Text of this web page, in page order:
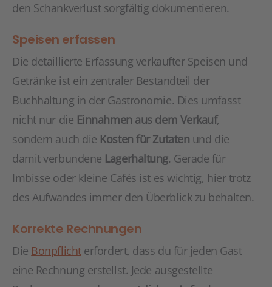
den Schankverlust sorgfältig dokumentieren.
Speisen erfassen
Die detaillierte Erfassung verkaufter Speisen und
Getränke ist ein zentraler Bestandteil der
Buchhaltung in der Gastronomie. Dies umfasst
nicht nur die Einnahmen aus dem Verkauf,
sondern auch die Kosten für Zutaten und die
damit verbundene Lagerhaltung. Gerade für
Imbisse oder kleine Cafés ist es wichtig, hier trotz
des Aufwandes immer den Überblick zu behalten.
Korrekte Rechnungen
Die Bonpflichterfordert, dass du für jeden Gast
eine Rechnung erstellst. Jede ausgestellte